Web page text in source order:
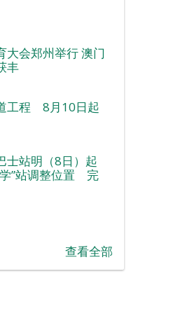
大会郑州举行 澳门
丰
工程 8月10日起
士站明（8日）起
”站调整位置 完
查看全部